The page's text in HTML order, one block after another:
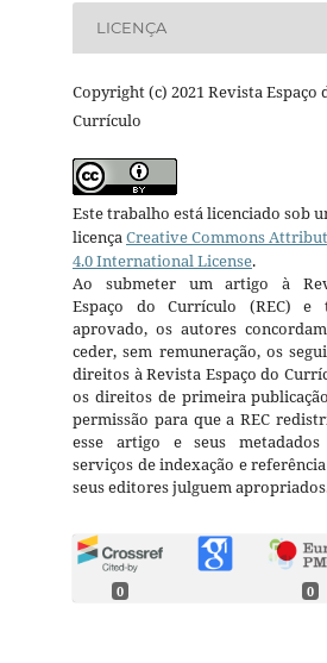
LICENÇA
Copyright (c) 2021 Revista Espaço
Currículo
Este trabalho está licenciado sob
licençaCreative Commons
4.0 International License.
Ao submeter um artigo à
Espaço do Currículo (REC) e
aprovado, os autores
ceder, sem remuneração, os
direitos à Revista Espaço do
os direitos de primeira
permissão para que a REC
esse artigo e seus metadados
serviços de indexação e
seus editores julguem
0 0